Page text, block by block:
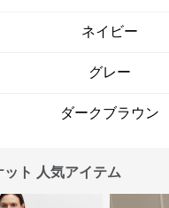
ネイビー
グレー
ダークブラウン
ット 人気アイテム